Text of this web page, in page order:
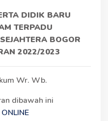
DIDIK BARU
TERPADU
BOGOR
2022/2023
Wr. Wb.
dibawah ini